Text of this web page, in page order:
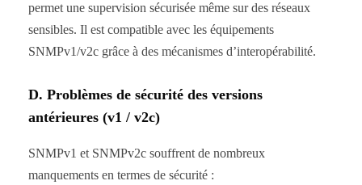
permet une supervision sécurisée même sur des réseaux
sensibles. Il est compatible avec les équipements
SNMPv1/v2c grâce à des mécanismes d’interopérabilité.
D. Problèmes de sécurité des versions
antérieures (v1 / v2c)
SNMPv1 et SNMPv2c souffrent de nombreux
manquements en termes de sécurité :